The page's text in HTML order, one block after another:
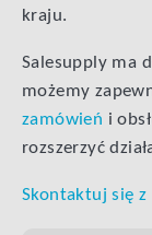
kraju.
Salesupply ma
możemy
zamówień i
rozszerzyć
Skontaktuj się z